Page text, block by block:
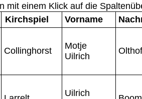
mit einem Klick auf die
Kirchspiel Vorname
Collinghorst
Motje
Uilrich
Uilrich